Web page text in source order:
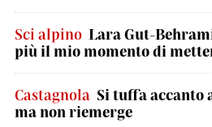
Sci alpino Lara Gut-
più il mio momento di
Castagnola Si tuffa accanto
ma non riemerge